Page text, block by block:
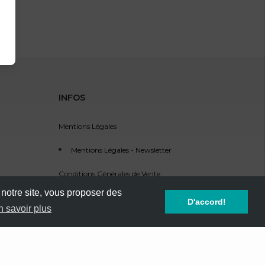
site, vous proposer des
savoir plus
D'accord!
INFOS
Mentions Légales
Mentions Légales - Newsletter
Conditions Générales de Vente
Service Clients - SAV